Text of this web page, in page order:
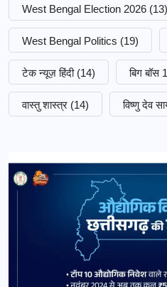
West Bengal Election 2026 (13)
West Bengal Politics (19)
टेक न्यूज़ हिंदी (14) बिग बॉस
वास्तु शास्त्र (14) विष्णु देव